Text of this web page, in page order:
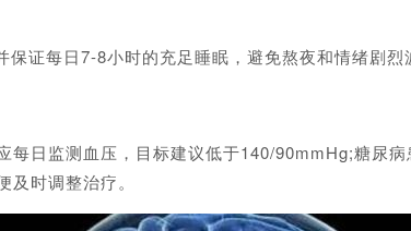
证每日7-8小时的充足睡眠，避免熬夜和情绪剧烈
日监测血压，目标建议低于140/90mmHg;糖尿病
时调整治疗。